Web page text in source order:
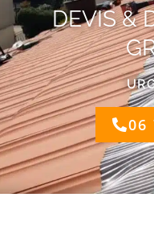
DEVIS &
06